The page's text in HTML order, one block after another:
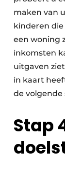
maken van
kinderen
een woning
inkomsten
uitgaven
in kaart
de volgende
Stap